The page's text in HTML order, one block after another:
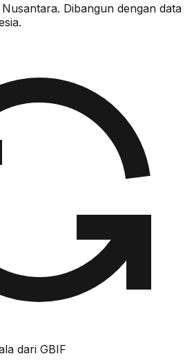
Dibangun dengan data
dari GBIF